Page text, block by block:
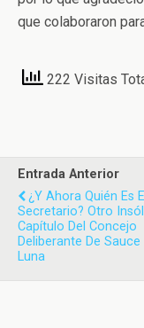
que colaboraron
222 Visitas
Entrada Anterior
¿Y Ahora Quién Es El
Secretario? Otro
Capítulo Del Concejo
Deliberante De Sauce
Luna